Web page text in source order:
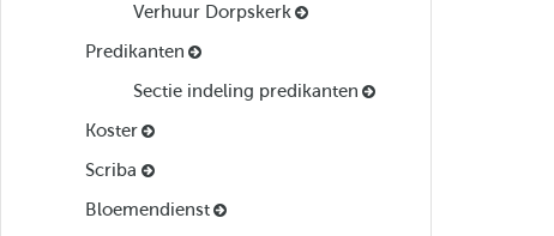
Verhuur Dorpskerk
Predikanten
Sectie indeling predikanten
Koster
Scriba
Bloemendienst